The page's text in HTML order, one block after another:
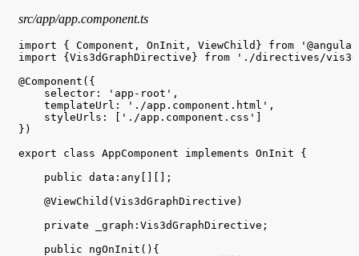
src/app/app.component.ts
import { Component, OnInit, ViewChild} from
import {Vis3dGraphDirective} from './directives/
@Component({
    selector: 'app-root',
    templateUrl: './app.component.html',
    styleUrls: ['./app.component.css']
})
export class AppComponent implements OnInit {
    public data:any[][];
    @ViewChild(Vis3dGraphDirective)
    private _graph:Vis3dGraphDirective;
    public ngOnInit(){